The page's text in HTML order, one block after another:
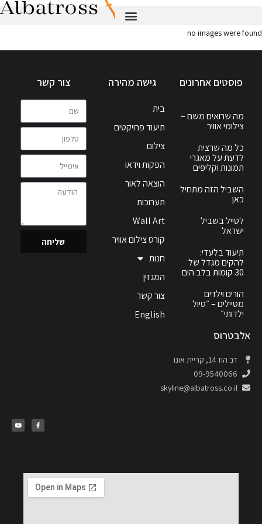
no images were found
פוסטים אחרונים
מה שרואים משם –
צילומי אוויר
כל מה שרצית
לדעת על מאגרי
תמונות וקליפים
השביל הזה מתחיל
כאן
לטייל בשביל
ישראל
תיעוד בלעדי:
להקים מגדל של
30 קומות בלב הים
הורים וילדים
מטיילים – ״טיול
ילדותי״
גישה מהירה
בית
תיעוד פרויקטים
צילום
הפקות וידאו
הוצאה לאור
תערוכות
Wall Art
קורס צילום אוויר
חנות
המגזין
צור קשר
English
צור קשר
שליחה
אלבטרוס
דב הוז 14, קריית אונו
09-9540066
skyline@albatross.co.il